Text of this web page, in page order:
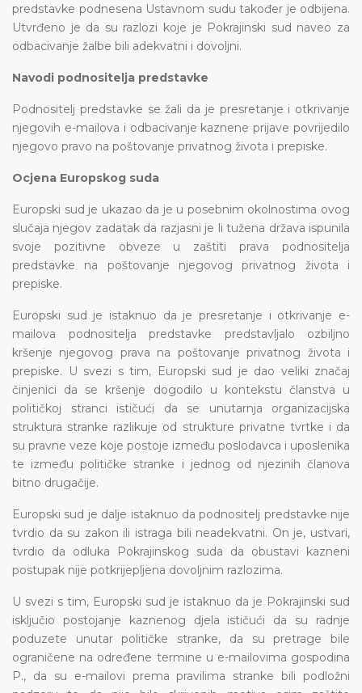
predstavke podnesena Ustavnom sudu također je odbijena.
Utvrđeno je da su razlozi koje je Pokrajinski sud naveo za
odbacivanje žalbe bili adekvatni i dovoljni.
Navodi podnositelja predstavke
Podnositelj predstavke se žali da je presretanje i otkrivanje
njegovih e-mailova i odbacivanje kaznene prijave povrijedilo
njegovo pravo na poštovanje privatnog života i prepiske.
Ocjena Europskog suda
Europski sud je ukazao da je u posebnim okolnostima ovog
slučaja njegov zadatak da razjasni je li tužena država ispunila
svoje pozitivne obveze u zaštiti prava podnositelja
predstavke na poštovanje njegovog privatnog života i
prepiske.
Europski sud je istaknuo da je presretanje i otkrivanje e-
mailova podnositelja predstavke predstavljalo ozbiljno
kršenje njegovog prava na poštovanje privatnog života i
prepiske. U svezi s tim, Europski sud je dao veliki značaj
činjenici da se kršenje dogodilo u kontekstu članstva u
političkoj stranci ističući da se unutarnja organizacijska
struktura stranke razlikuje od strukture privatne tvrtke i da
su pravne veze koje postoje između poslodavca i uposlenika
te između političke stranke i jednog od njezinih članova
bitno drugačije.
Europski sud je dalje istaknuo da podnositelj predstavke nije
tvrdio da su zakon ili istraga bili neadekvatni. On je, ustvari,
tvrdio da odluka Pokrajinskog suda da obustavi kazneni
postupak nije potkrijepljena dovoljnim razlozima.
U svezi s tim, Europski sud je istaknuo da je Pokrajinski sud
isključio postojanje kaznenog djela ističući da su radnje
poduzete unutar političke stranke, da su pretrage bile
ograničene na određene termine u e-mailovima gospodina
P., da su e-mailovi prema pravilima stranke bili podložni